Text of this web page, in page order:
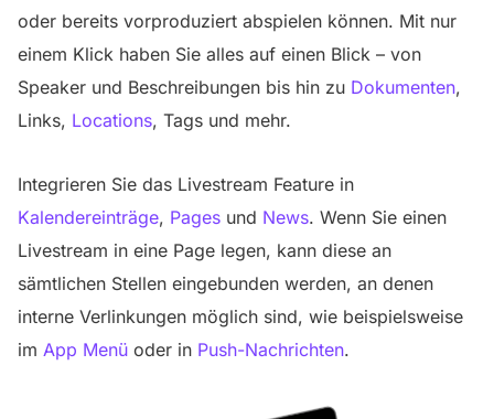
oder bereits vorproduziert abspielen können. Mit nur
einem Klick haben Sie alles auf einen Blick – von
Speaker und Beschreibungen bis hin zu Dokumenten,
Links, Locations, Tags und mehr.
Integrieren Sie das Livestream Feature in
Kalendereinträge, Pages und News. Wenn Sie einen
Livestream in eine Page legen, kann diese an
sämtlichen Stellen eingebunden werden, an denen
interne Verlinkungen möglich sind, wie beispielsweise
im App Menü oder in Push-Nachrichten.